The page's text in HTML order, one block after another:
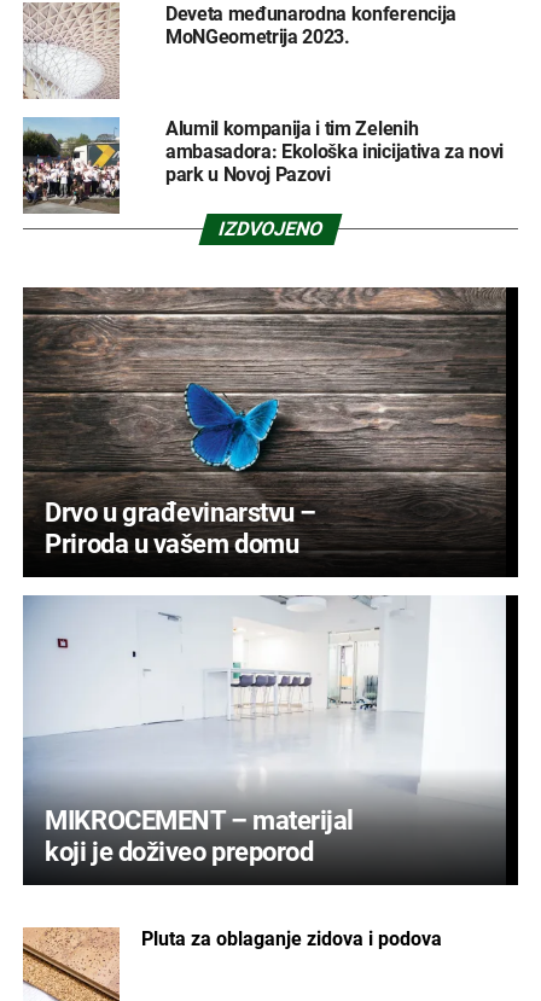
Deveta međunarodna konferencija
MoNGeometrija 2023.
Alumil kompanija i tim Zelenih
ambasadora: Ekološka inicijativa za novi
park u Novoj Pazovi
IZDVOJENO
Drvo u građevinarstvu –
Priroda u vašem domu
MIKROCEMENT – materijal
koji je doživeo preporod
Pluta za oblaganje zidova i podova